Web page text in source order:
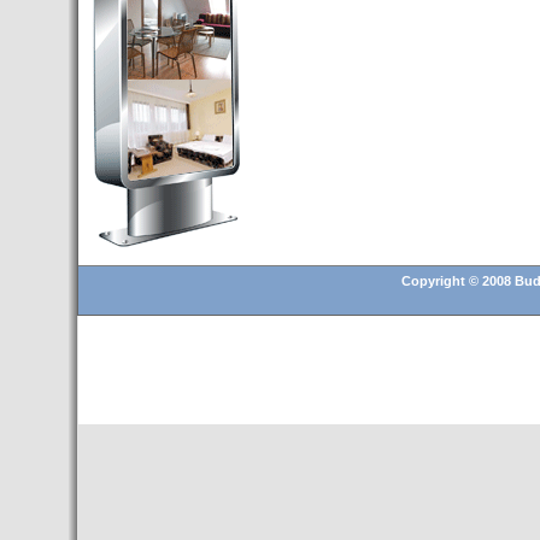
Budapest’.
- Hoteles en BUDAPEST:
Resultados octubre de 2016,
subida del 15% ocupación y
del 25,6% en el RevPar
- Nuevo Hotel en Budapest
bajo la marca Exe Hotusa
BUDAPEST
Copyright © 2008